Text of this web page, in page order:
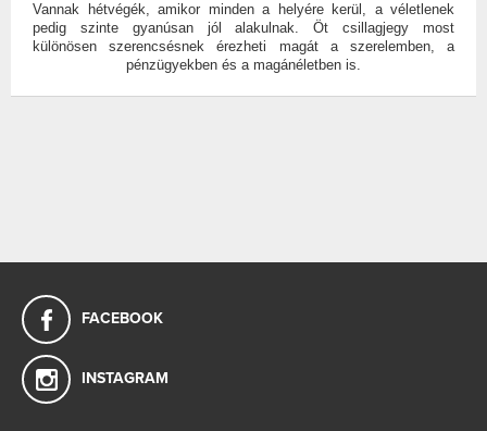
Vannak hétvégék, amikor minden a helyére kerül, a véletlenek
pedig szinte gyanúsan jól alakulnak. Öt csillagjegy most
különösen szerencsésnek érezheti magát a szerelemben, a
pénzügyekben és a magánéletben is.
FACEBOOK
INSTAGRAM